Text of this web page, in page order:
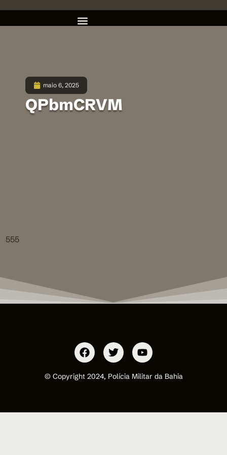
maio 6, 2025
QPbmCRVM
555
© Copyright 2024, Polícia Militar da Bahia